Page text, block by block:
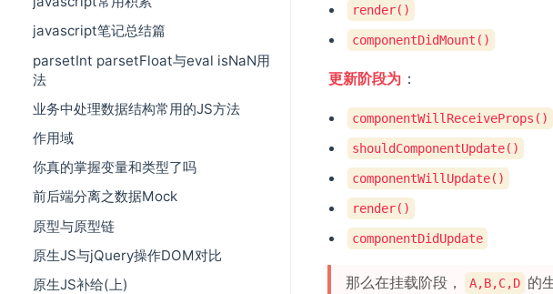
javascript笔记总结篇
parsetInt parsetFloat与eval isNaN用
法
业务中处理数据结构常用的JS方法
作用域
你真的掌握变量和类型了吗
前后端分离之数据Mock
原型与原型链
原生JS与jQuery操作DOM对比
原生JS补给(上)
render()
componentDidMount()
更新阶段为 ：
componentWillReceiveProps()
shouldComponentUpdate()
componentWillUpdate()
render()
componentDidUpdate
那么在挂载阶段， A,B,C,D 的